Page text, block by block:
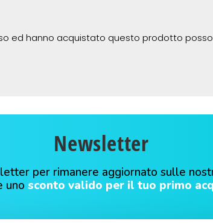
ed hanno acquistato questo prodotto
Newsletter
per rimanere aggiornato sulle
uno sconto valido per il tuo primo